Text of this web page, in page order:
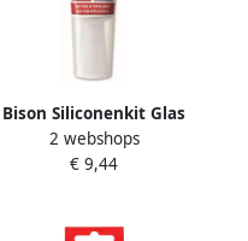
Bison Siliconenkit Glas
Transparant Tub 60Ml*12
Nlfr 6301462
2 webshops
€ 9,44